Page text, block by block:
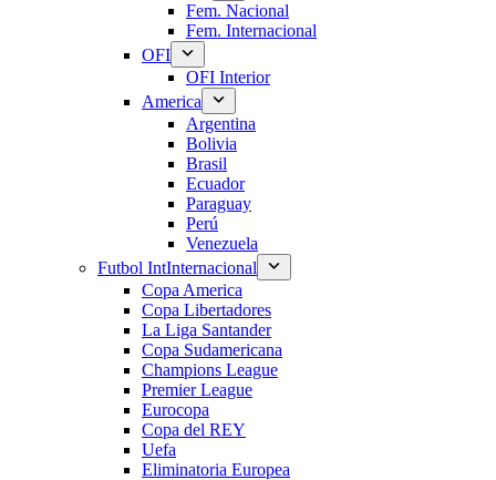
Fem. Nacional
Fem. Internacional
OFI
OFI Interior
America
Argentina
Bolivia
Brasil
Ecuador
Paraguay
Perú
Venezuela
Futbol IntInternacional
Copa America
Copa Libertadores
La Liga Santander
Copa Sudamericana
Champions League
Premier League
Eurocopa
Copa del REY
Uefa
Eliminatoria Europea